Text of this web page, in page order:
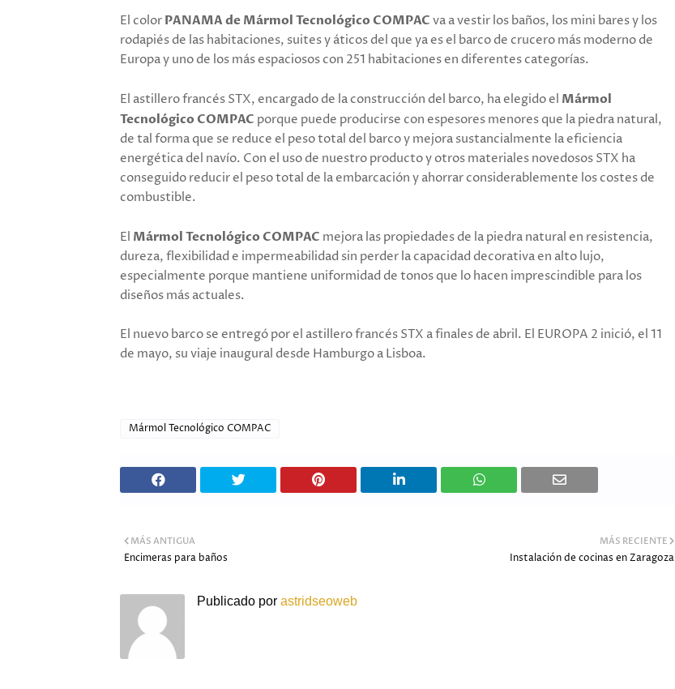
El color PANAMA de Mármol Tecnológico COMPAC va a vestir los baños, los mini bares y los
rodapiés de las habitaciones, suites y áticos del que ya es el barco de crucero más moderno de
Europa y uno de los más espaciosos con 251 habitaciones en diferentes categorías.
El astillero francés STX, encargado de la construcción del barco, ha elegido el Mármol
Tecnológico COMPAC porque puede producirse con espesores menores que la piedra natural,
de tal forma que se reduce el peso total del barco y mejora sustancialmente la eficiencia
energética del navío. Con el uso de nuestro producto y otros materiales novedosos STX ha
conseguido reducir el peso total de la embarcación y ahorrar considerablemente los costes de
combustible.
El Mármol Tecnológico COMPAC mejora las propiedades de la piedra natural en resistencia,
dureza, flexibilidad e impermeabilidad sin perder la capacidad decorativa en alto lujo,
especialmente porque mantiene uniformidad de tonos que lo hacen imprescindible para los
diseños más actuales.
El nuevo barco se entregó por el astillero francés STX a finales de abril. El EUROPA 2 inició, el 11
de mayo, su viaje inaugural desde Hamburgo a Lisboa.
Mármol Tecnológico COMPAC
MÁS RECIENTE
Instalación de cocinas en Zaragoza
MÁS ANTIGUA
Encimeras para baños
Publicado por astridseoweb